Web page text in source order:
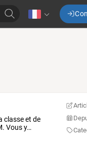
classeet de
Vousy…